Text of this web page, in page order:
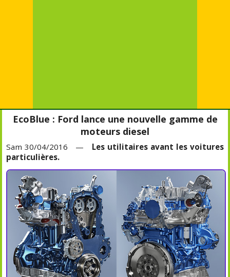
EcoBlue : Ford lance une nouvelle gamme de
moteurs diesel
Sam 30/04/2016 — Les utilitaires avant les voitures
particulières.